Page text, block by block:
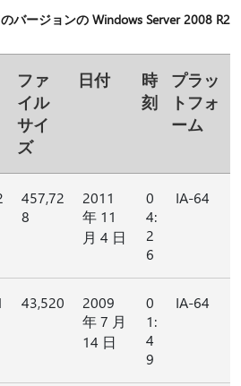
バージョンの Windows Server 2008 R2
ファ
イル
サイ
ズ
日付
時
刻
プラッ
トフォ
ーム
457,72
8
2011
年 11
月 4 日
0
4:
2
6
IA-64
43,520
2009
年 7 月
14 日
0
1:
4
9
IA-64